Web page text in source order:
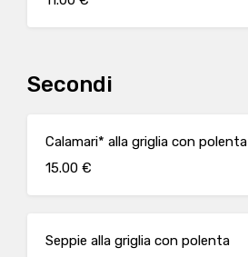
Secondi
Calamari* alla griglia con polenta
15.00 €
Seppie alla griglia con polenta